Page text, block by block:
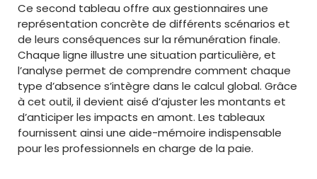
Ce second tableau offre aux gestionnaires une
représentation concrète de différents scénarios et
de leurs conséquences sur la rémunération finale.
Chaque ligne illustre une situation particulière, et
l’analyse permet de comprendre comment chaque
type d’absence s’intègre dans le calcul global. Grâce
à cet outil, il devient aisé d’ajuster les montants et
d’anticiper les impacts en amont. Les tableaux
fournissent ainsi une aide-mémoire indispensable
pour les professionnels en charge de la paie.